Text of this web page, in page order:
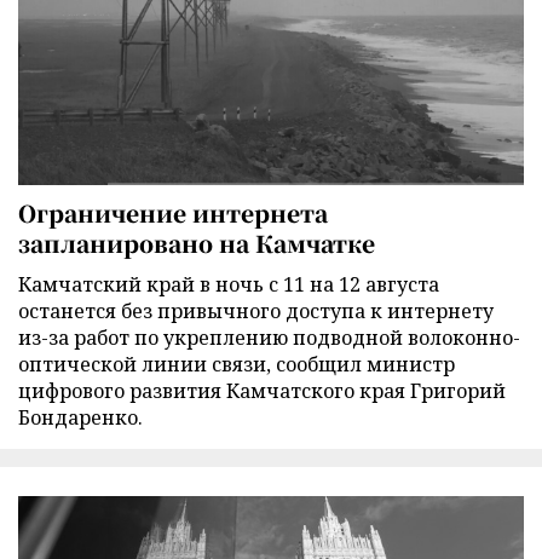
Ограничение интернета
запланировано на Камчатке
Камчатский край в ночь с 11 на 12 августа
останется без привычного доступа к интернету
из-за работ по укреплению подводной волоконно-
оптической линии связи, сообщил министр
цифрового развития Камчатского края Григорий
Бондаренко.